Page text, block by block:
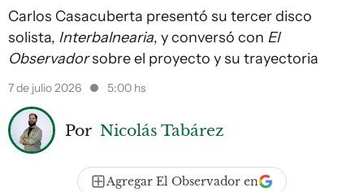
Carlos Casacuberta presentó su tercer disco
solista, Interbalnearia, y conversó con El
Observadorsobre el proyecto y su trayectoria
7 de julio 2026 5:00 hs
Por Nicolás Tabárez
Agregar El Observador en